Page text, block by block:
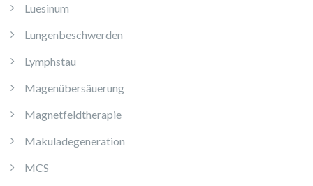
Luesinum
Lungenbeschwerden
Lymphstau
Magenübersäuerung
Magnetfeldtherapie
Makuladegeneration
MCS